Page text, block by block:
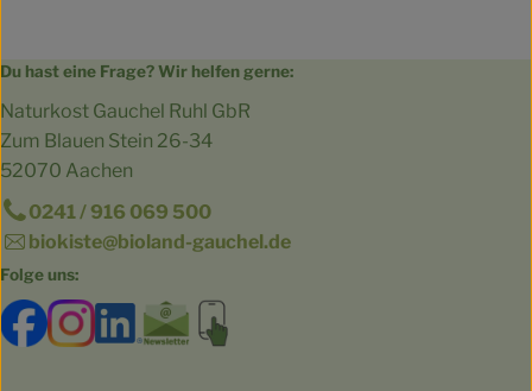
Du hast eine Frage? Wir helfen gerne:
Naturkost Gauchel Ruhl GbR
Zum Blauen Stein 26-34
52070 Aachen
0241 / 916 069 500
biokiste@bioland-gauchel.de
Folge uns:
Externer Link zu https://www.facebook.com/
Externer Link zu https://www.instagram.com/
Externer Link zu https://
Externer Link zu https://